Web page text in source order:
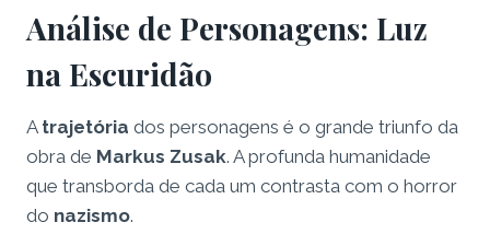
Análise de Personagens: Luz
na Escuridão
A trajetória dos personagens é o grande triunfo da
obra de Markus Zusak. A profunda humanidade
que transborda de cada um contrasta com o horror
do nazismo.